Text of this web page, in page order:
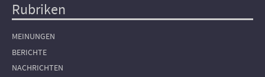
Hauptnavigation
Rubriken
MEINUNGEN
BERICHTE
NACHRICHTEN